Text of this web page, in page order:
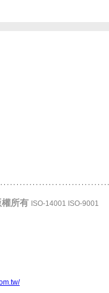
所有 ISO-14001 ISO-9001